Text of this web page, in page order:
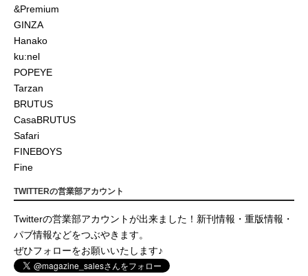
&Premium
GINZA
Hanako
ku:nel
POPEYE
Tarzan
BRUTUS
CasaBRUTUS
Safari
FINEBOYS
Fine
TWITTERの営業部アカウント
Twitterの営業部アカウントが出来ました！新刊情報・重版情報・
パブ情報などをつぶやきます。
ぜひフォローをお願いいたします♪